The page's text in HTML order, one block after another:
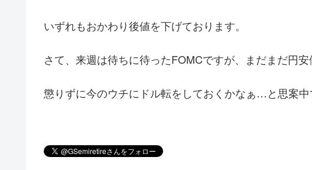
いずれもおかわり後値を下げております。
さて、来週は待ちに待ったFOMCですが、まだまだ円安
懲りずに今のウチにドル転をしておくかなぁ…と思案中